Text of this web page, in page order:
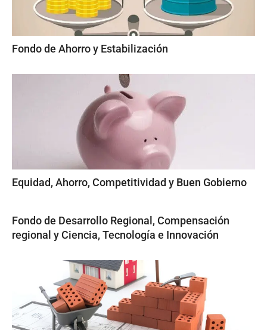
Fondo de Ahorro y Estabilización
Equidad, Ahorro, Competitividad y Buen Gobierno
Fondo de Desarrollo Regional, Compensación
regional y Ciencia, Tecnología e Innovación